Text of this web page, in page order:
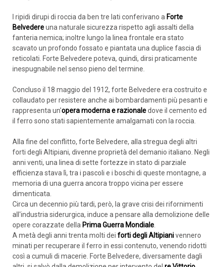
I ripidi dirupi di roccia da ben tre lati conferivano a Forte
Belvedereuna naturale sicurezza rispetto agli assalti della
fanteria nemica; inoltre lungo la linea frontale era stato
scavato un profondo fossato e piantata una duplice fascia di
reticolati. Forte Belvedere poteva, quindi, dirsi praticamente
inespugnabile nel senso pieno del termine.
Concluso il 18 maggio del 1912, forte Belvedere era costruito e
collaudato per resistere anche ai bombardamenti più pesanti e
rappresenta un'opera moderna e razionaledove il cemento ed
il ferro sono stati sapientemente amalgamati con la roccia.
Alla fine del conflitto, forte Belvedere, alla stregua degli altri
forti degli Altipiani, divenne proprietà del demanio italiano. Negli
anni venti, una linea di sette fortezze in stato di parziale
efficienza stava lì, tra i pascoli e i boschi di queste montagne, a
memoria di una guerra ancora troppo vicina per essere
dimenticata.
Circa un decennio più tardi, però, la grave crisi dei rifornimenti
all'industria siderurgica, induce a pensare alla demolizione delle
opere corazzate della Prima Guerra Mondiale
A metà degli anni trenta molti dei forti degli Altipianivennero
minati per recuperare il ferro in essi contenuto, venendo ridotti
così a cumuli di macerie. Forte Belvedere, diversamente dagli